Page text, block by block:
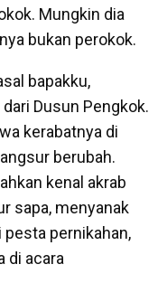
Mungkin dia
bukan perokok.
bapakku,
Dusun Pengkok.
kerabatnya di
berubah.
kenal akrab
sapa, menyanak
pesta pernikahan,
di acara